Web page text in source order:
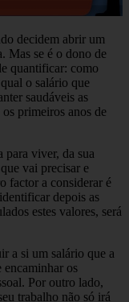
decidem abrir um
Mas se é o dono de
quantificar: como
o salário que
saudáveis as
primeiros anos de
para viver, da sua
vai precisar e
factor a considerar é
depois as
estes valores, será
a si um salário que a
encaminhar os
Por outro lado,
trabalho não só irá